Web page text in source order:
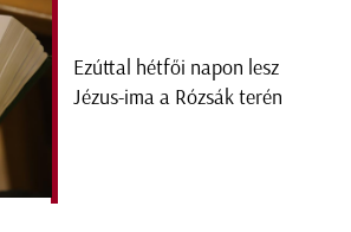
Ezúttal hétfői napon lesz
Jézus-ima a Rózsák terén